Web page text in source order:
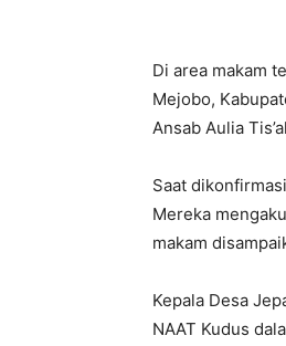
Di area makam
Mejobo,
Ansab Aulia
Saat
Mereka
makam
Kepala Desa
NAAT Kudus